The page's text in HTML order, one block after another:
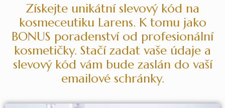
Získejte unikátní slevový kód na
kosmeceutiku Larens. K tomu jako
BONUS poradenství od profesionální
kosmetičky. Stačí zadat vaše údaje a
slevový kód vám bude zaslán do vaší
emailové schránky.